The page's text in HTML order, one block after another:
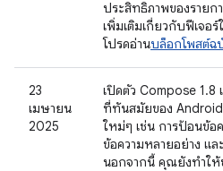
ประสิทธิภาพของรายก
เพิ่มเติมเกี่ยวกับฟีเจอ
โปรดอ่านบล็อกโพสต์ฉ
23
เมษายน
2025
เปิดตัว Compose 1.8
ที่ทันสมัยของ Android
ใหม่ๆ เช่น การป้อนข้อ
ข้อความหลายอย่าง แล
นอกจากนี้ คุณยังทำให้